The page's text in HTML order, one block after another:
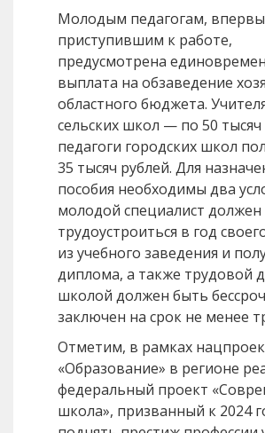
Молодым педагогам,
приступившим к работе,
предусмотрена
выплата на обзаведение
областного бюджета.
сельских школ — по 50 тысяч
педагоги городских школ
35 тысяч рублей. Для
пособия необходимы два
молодой специалист должен
трудоустроиться в год
из учебного заведения и
диплома, а также трудовой
школой должен быть
заключен на срок не менее
Отметим, в рамках
«Образование» в регионе
федеральный проект
школа», призванный к 2024